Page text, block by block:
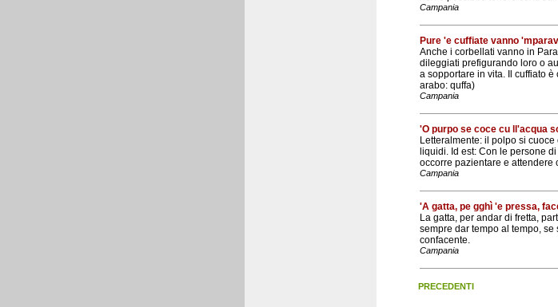
Campania
Pure 'e cuffiate vanno
Anche i corbellati vanno in
dileggiati prefigurando loro o
a sopportare in vita. Il cuffiato
arabo: quffa)
Campania
'O purpo se coce cu ll'acqua
Letteralmente: il polpo si
liquidi. Id est: Con le persone
occorre pazientare e attendere
Campania
'A gatta, pe gghì 'e pressa,
La gatta, per andar di fretta,
sempre dar tempo al tempo,
confacente.
Campania
PRECEDENTI